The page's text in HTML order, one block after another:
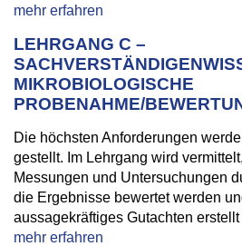
mehr erfahren
LEHRGANG C –
MIKROBIOLOGISCHE
PROBENAHME/
Die höchsten Anforderungen
gestellt. Im Lehrgang wird
Messungen und Untersuchungen
die Ergebnisse bewertet werden
aussagekräftiges Gutachten erstellt
mehr erfahren